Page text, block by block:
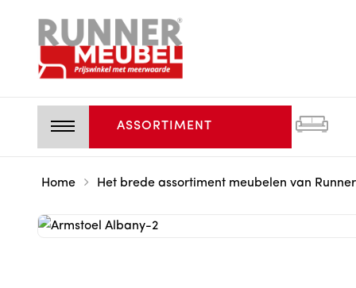
ASSORTIMENT
Home Het brede assortiment meubelen van Runner